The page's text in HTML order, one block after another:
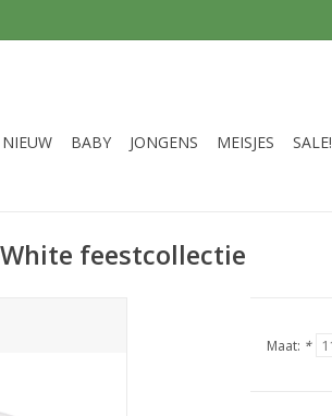
NIEUW BABY JONGENS MEISJES SALE!
feestcollectie
Maat: *